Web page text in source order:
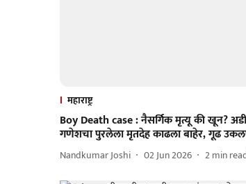
महाराष्ट्र
Boy Death case : नैसर्गिक मृत्यू की खून?
गणेशचा पुरलेला मृतदेह काढला बाहेर, गूढ
Nandkumar Joshi 02 Jun 2026 2min